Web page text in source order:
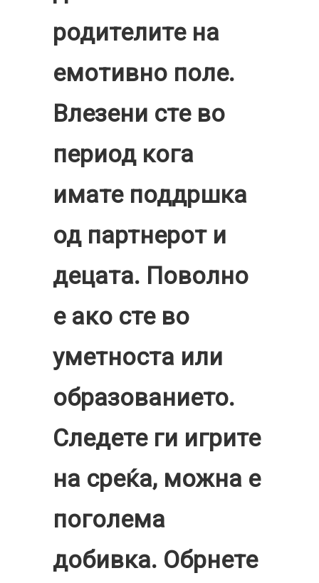
родителите на
емотивно поле.
Влезени сте во
период кога
имате поддршка
од партнерот и
децата. Поволно
е ако сте во
уметноста или
образованието.
Следете ги игрите
на среќа, можна е
поголема
добивка. Обрнете